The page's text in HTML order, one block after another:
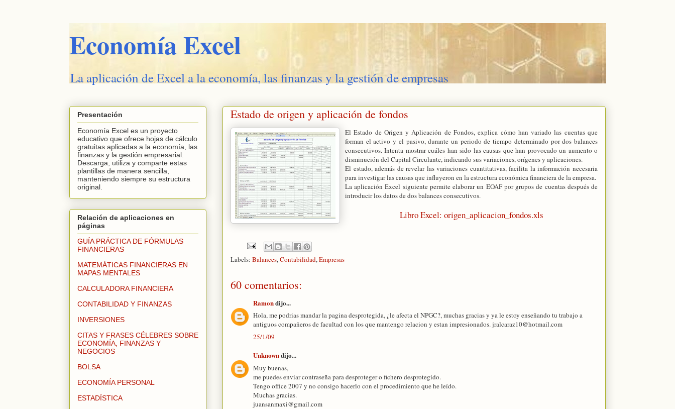
Economía Excel
La aplicación de Excel a la economía, las finanzas y la gestión de empresas
Estado de origen y aplicación de fondos
El Estado de Origen y Aplicación de Fondos, explica cómo han variado las cuentas que
forman el activo y el pasivo, durante un periodo de tiempo determinado por dos balances
consecutivos. Intenta mostrar cuáles han sido las causas que han provocado un aumento o
disminución del Capital Circulante, indicando sus variaciones, orígenes y aplicaciones.
El estado, además de revelar las variaciones cuantitativas, facilita la información necesaria
para investigar las causas que influyeron en la estructura económica financiera de la empresa.
La aplicaciónExcel siguiente permite elaborar un EOAFpor grupos de cuentas después de
introducir los datos de dos balances consecutivos.
LibroExcel: origen_ aplicacion_fondos.xls
Labels: Balances, Contabilidad, Empresas
60 comentarios:
Ramondijo...
Hola, me podrias mandar la pagina desprotegida, ¿le afecta el NPGC?, muchas gracias y ya le estoy enseñando tu trabajo a
antiguos compañeros de facultad con los que mantengo relacion y estan impresionados. jralcaraz10@hotmail.com
25/1/09
Unknowndijo...
Muy buenas,
me puedes enviar contraseña para desproteger o fichero desprotegido.
Tengo office 2007 y no consigo hacerlo con el procedimiento que he leído.
Muchas gracias.
juansanmaxi@gmail.com
Presentación
Economía Excel es un proyecto
educativo que ofrece hojas de cálculo
gratuitas aplicadas a la economía, las
finanzas y la gestión empresarial.
Descarga, utiliza y comparte estas
plantillas de manera sencilla,
manteniendo siempre su estructura
original.
Relación de aplicaciones en
páginas
GUÍA PRÁCTICA DE FÓRMULAS
FINANCIERAS
MATEMÁTICAS FINANCIERAS EN
MAPAS MENTALES
CALCULADORA FINANCIERA
CONTABILIDAD Y FINANZAS
INVERSIONES
CITAS Y FRASES CÉLEBRES SOBRE
ECONOMÍA, FINANZAS Y
NEGOCIOS
BOLSA
ECONOMÍA PERSONAL
ESTADÍSTICA